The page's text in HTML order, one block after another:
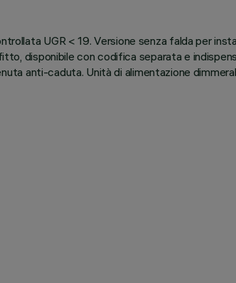
UGR < 19. Versione senza falda per
disponibile con codifica separata e
anti-caduta. Unità di alimentazione